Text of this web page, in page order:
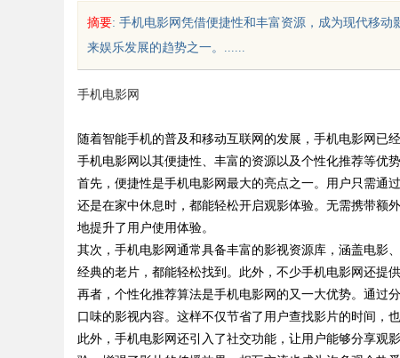
uz
摘要: 手机电影网凭借便捷性和丰富资源，成为现代移
来娱乐发展的趋势之一。......
手机电影网
随着智能手机的普及和移动互联网的发展，手机电影网已
手机电影网以其便捷性、丰富的资源以及个性化推荐等优
首先，便捷性是手机电影网最大的亮点之一。用户只需通
还是在家中休息时，都能轻松开启观影体验。无需携带额
地提升了用户使用体验。
其次，手机电影网通常具备丰富的影视资源库，涵盖电影
经典的老片，都能轻松找到。此外，不少手机电影网还提
再者，个性化推荐算法是手机电影网的又一大优势。通过
口味的影视内容。这样不仅节省了用户查找影片的时间，
此外，手机电影网还引入了社交功能，让用户能够分享观
析国信招标采购信息网的功能
究竟藏着哪些行业秘